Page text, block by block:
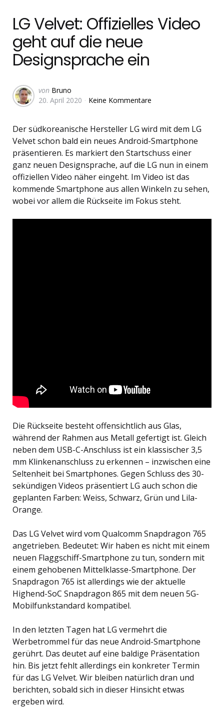
LG Velvet: Offizielles Video
geht auf die neue
Designsprache ein
Geschrieben
von
von Bruno
20. April 2020
Keine Kommentare
Der südkoreanische Hersteller LG wird mit dem LG
Velvet schon bald ein neues Android-Smartphone
präsentieren. Es markiert den Startschuss einer
ganz neuen Designsprache, auf die LG nun in einem
offiziellen Video näher eingeht. Im Video ist das
kommende Smartphone aus allen Winkeln zu sehen,
wobei vor allem die Rückseite im Fokus steht.
Die Rückseite besteht offensichtlich aus Glas,
während der Rahmen aus Metall gefertigt ist. Gleich
neben dem USB-C-Anschluss ist ein klassischer 3,5
mm Klinkenanschluss zu erkennen – inzwischen eine
Seltenheit bei Smartphones. Gegen Schluss des 30-
sekündigen Videos präsentiert LG auch schon die
geplanten Farben: Weiss, Schwarz, Grün und Lila-
Orange.
Das LG Velvet wird vom Qualcomm Snapdragon 765
angetrieben. Bedeutet: Wir haben es nicht mit einem
neuen Flaggschiff-Smartphone zu tun, sondern mit
einem gehobenen Mittelklasse-Smartphone. Der
Snapdragon 765 ist allerdings wie der aktuelle
Highend-SoC Snapdragon 865 mit dem neuen 5G-
Mobilfunkstandard kompatibel.
In den letzten Tagen hat LG vermehrt die
Werbetrommel für das neue Android-Smartphone
gerührt. Das deutet auf eine baldige Präsentation
hin. Bis jetzt fehlt allerdings ein konkreter Termin
für das LG Velvet. Wir bleiben natürlich dran und
berichten, sobald sich in dieser Hinsicht etwas
ergeben wird.